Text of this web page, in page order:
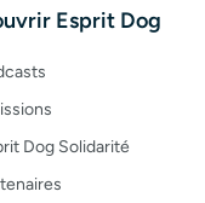
Esprit Dog
Dog Solidarité